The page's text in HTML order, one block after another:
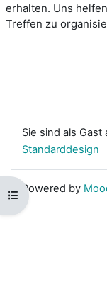
Kursindex öffnen
erhalten. Uns
Treffen zu
Sie sind als
Standarddesign
Powered by